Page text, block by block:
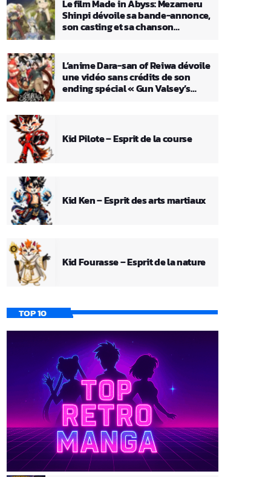
Le film Made in Abyss: Mezameru
Shinpi dévoile sa bande-annonce,
son casting et sa chanson
L’anime Dara-san of Reiwa dévoile
une vidéo sans crédits de son
ending spécial « Gun Valsey’s
Kid Pilote – Esprit de la course
Kid Ken – Esprit des arts martiaux
Kid Fourasse – Esprit de la nature
TOP 10